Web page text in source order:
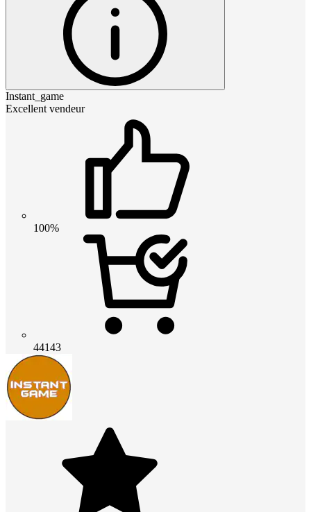
Instant_game
Excellent vendeur
100%
44143